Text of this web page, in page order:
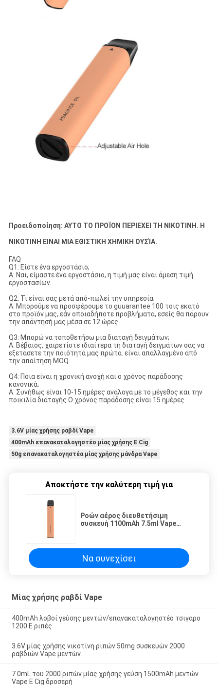
Προειδοποίηση: ΑΥΤΟ ΤΟ ΠΡΟΪΟΝ ΠΕΡΙΕΧΕΙ ΤΗ ΝΙΚΟΤΙΝΗ. Η
ΝΙΚΟΤΙΝΗ ΕΙΝΑΙ ΜΙΑ ΕΘΙΣΤΙΚΗ ΧΗΜΙΚΗ ΟΥΣΊΑ.
FAQ
Q1: Είστε ένα εργοστάσιο;
Α: Ναι, είμαστε ένα εργοστάσιο, η τιμή μας είναι άμεση τιμή
εργοστασίων.
Q2: Τι είναι σας μετά από-πωλεί την υπηρεσία;
Α: Μπορούμε να προσφέρουμε το guuarantee 100 τοις εκατό
στο προϊόν μας, εάν οποιαδήποτε προβλήματα, εσείς θα πάρουν
την απάντησή μας μέσα σε 12 ώρες.
Q3: Μπορώ να τοποθετήσω μια διαταγή δειγμάτων;
Α: Βέβαιος, χαιρετίστε ιδιαίτερα τη διαταγή δειγμάτων σας να
εξετάσετε την ποιότητά μας πρώτα. είναι απαλλαγμένο από
την απαίτηση MOQ.
Q4: Ποια είναι η χρονική ανοχή και ο χρόνος παράδοσης
κανονικά;
Α: Συνήθως είναι 10-15 ημέρες ανάλογα με το μέγεθος και την
ποικιλία διαταγής Ο χρόνος παράδοσης είναι 15 ημέρες.
3.6V μίας χρήσης ραβδί Vape
400mAh επανακαταλογηστέο μίας χρήσης Ε Cig
50g επανακαταλογηστέα μίας χρήσης μάνδρα Vape
Αποκτήστε την καλύτερη τιμή για
Ροών αέρος διευθετήσιμη
συσκευή 1100mAh 7.5ml Vape
Να συνεχίσει
Μίας χρήσης ραβδί Vape
400mAh λοβοί γεύσης μεντών/επανακαταλογηστέο τσιγάρο
1200 Ε ριπές
3.6V μίας χρήσης νικοτίνη ριπών 50mg συσκευών 2000
ραβδιών Vape μεντών
7.0mL του 2000 ριπών μίας χρήσης γεύση 1500mAh μεντών
Vape Ε Cig δροσερή